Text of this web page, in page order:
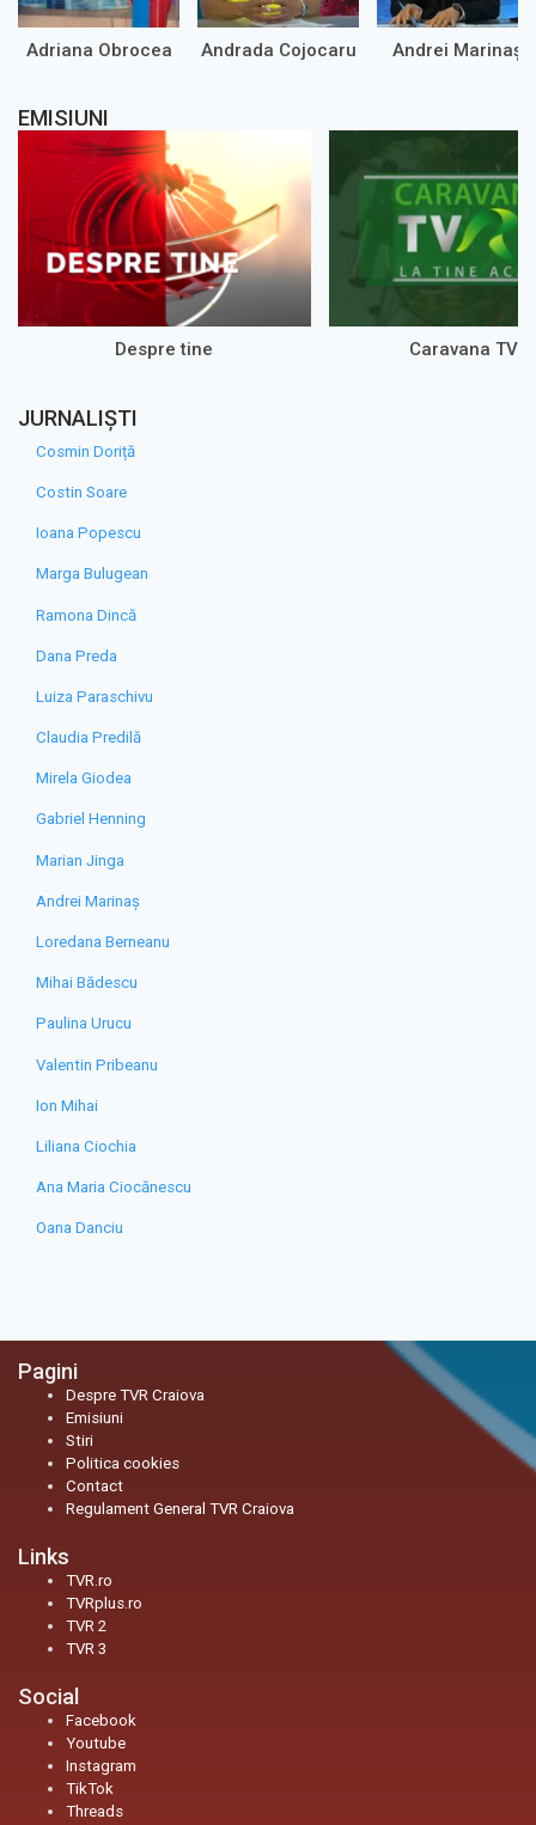
Adriana Obrocea Andrada Cojocaru Andrei Marinaș
EMISIUNI
Despre tine Caravana
JURNALIȘTI
Cosmin Doriță
Costin Soare
Ioana Popescu
Marga Bulugean
Ramona Dincă
Dana Preda
Luiza Paraschivu
Claudia Predilă
Mirela Giodea
Gabriel Henning
Marian Jinga
Andrei Marinaș
Loredana Berneanu
Mihai Bădescu
Paulina Urucu
Valentin Pribeanu
Ion Mihai
Liliana Ciochia
Ana Maria Ciocănescu
Oana Danciu
Pagini
Despre TVR Craiova
Emisiuni
Stiri
Politica cookies
Contact
Regulament General TVR Craiova
Links
TVR.ro
TVRplus.ro
TVR 2
TVR 3
Social
Facebook
Youtube
Instagram
TikTok
Threads